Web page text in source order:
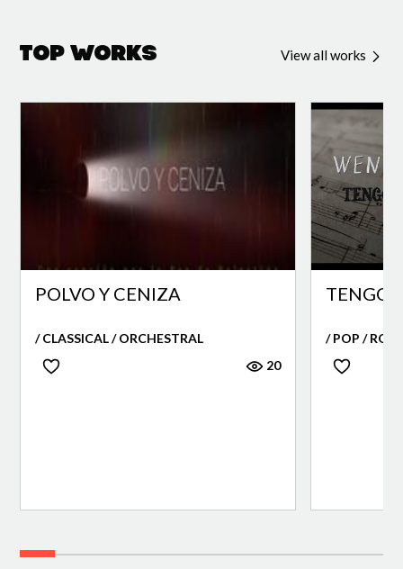
Top Works View all works
POLVO Y CENIZA
/ CLASSICAL / ORCHESTRAL
20
TENGO
/ POP /